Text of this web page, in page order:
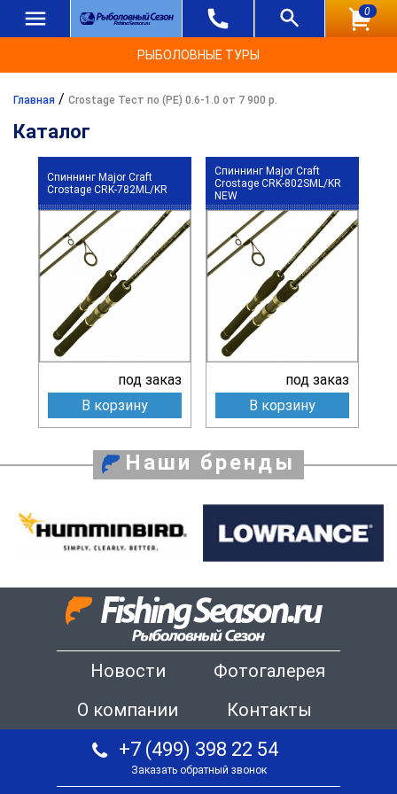
0
РЫБОЛОВНЫЕ ТУРЫ
Главная / Crostage Тест по (РЕ) 0.6-1.0 от 7 900 р.
Каталог
Спиннинг Major Craft
Crostage CRK-782ML/KR
под заказ
В корзину
Спиннинг Major Craft
Crostage CRK-802SML/KR
NEW
под заказ
В корзину
Наши бренды
Новости
Фотогалерея
О компании
Контакты
+7 (499) 398 22 54
Заказать обратный звонок